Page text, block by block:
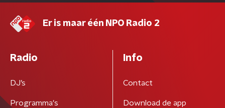
Er is maar één NPO Radio 2
Radio
DJ’s
Programma's
Info
Contact
Download de app